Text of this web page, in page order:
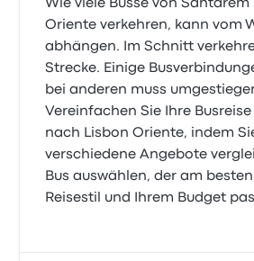
Wie viele Busse von
Oriente verkehren, kann vom
abhängen. Im Schnitt
Strecke. Einige
bei anderen muss
Vereinfachen Sie Ihre
nach Lisbon Oriente, indem
verschiedene Angebote
Bus auswählen, der am
Reisestil und Ihrem Budget